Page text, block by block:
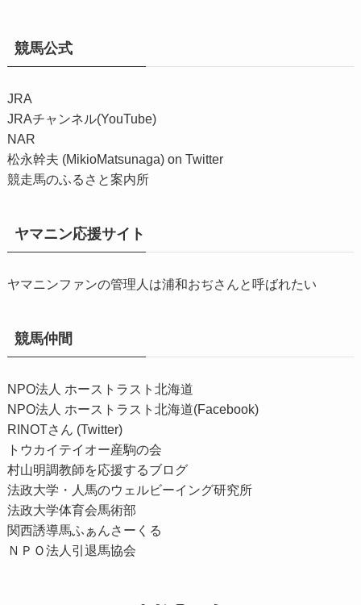
競馬公式
JRA
JRAチャンネル(YouTube)
NAR
松永幹夫 (MikioMatsunaga) on Twitter
競走馬のふるさと案内所
ヤマニン応援サイト
ヤマニンファンの管理人は浦和おぢさんと呼ばれたい
競馬仲間
NPO法人 ホーストラスト北海道
NPO法人 ホーストラスト北海道(Facebook)
RINOTさん (Twitter)
トウカイテイオー産駒の会
村山明調教師を応援するブログ
法政大学・人馬のウェルビーイング研究所
法政大学体育会馬術部
関西誘導馬ふぁんさーくる
ＮＰＯ法人引退馬協会